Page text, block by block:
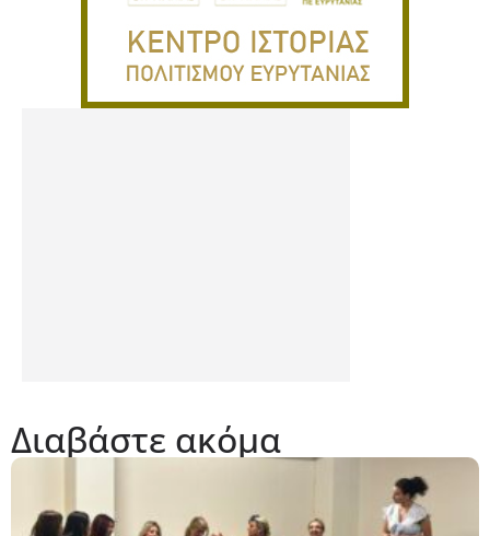
Διαβάστε ακόμα